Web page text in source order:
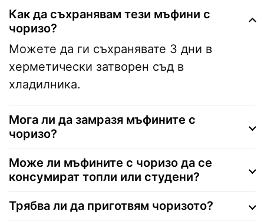
Как да съхранявам тези мъфини с
чоризо?
Можете да ги съхранявате 3 дни в
херметически затворен съд в
хладилника.
Мога ли да замразя мъфините с
чоризо?
Може ли мъфините с чоризо да се
консумират топли или студени?
Трябва ли да приготвям чоризото?